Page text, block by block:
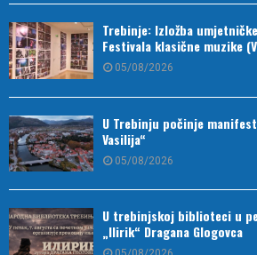
Trebinje: Izložba
Festivala klasične muzike
05/08/2026
U Trebinju počinje
Vasilija“
05/08/2026
U trebinjskoj biblioteci u
„Ilirik“ Dragana Glogovca